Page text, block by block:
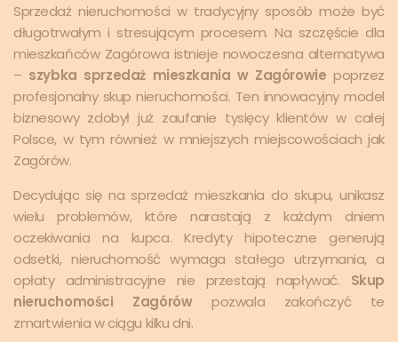
Sprzedaż nieruchomości w tradycyjny sposób może być
długotrwałym i stresującym procesem. Na szczęście dla
mieszkańców Zagórowa istnieje nowoczesna alternatywa
– szybka sprzedaż mieszkania w Zagórowie poprzez
profesjonalny skup nieruchomości. Ten innowacyjny model
biznesowy zdobył już zaufanie tysięcy klientów w całej
Polsce, w tym również w mniejszych miejscowościach jak
Zagórów.
Decydując się na sprzedaż mieszkania do skupu, unikasz
wielu problemów, które narastają z każdym dniem
oczekiwania na kupca. Kredyty hipoteczne generują
odsetki, nieruchomość wymaga stałego utrzymania, a
opłaty administracyjne nie przestają napływać. Skup
nieruchomości Zagórówpozwala zakończyć te
zmartwienia w ciągu kilku dni.